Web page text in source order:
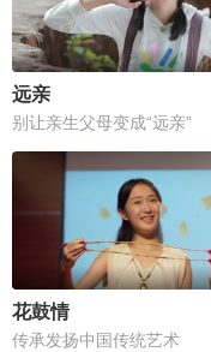
远亲
别让亲生父母变成“远亲”
花鼓情
传承发扬中国传统艺术